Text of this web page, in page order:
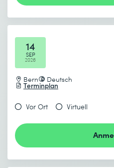
Lab 1: Looker Data
Lab 2: Looker Data Studio
* Pflichtfelder
14
SEP
2026
Bern Deutsch
Terminplan
Vor Ort Virtuell